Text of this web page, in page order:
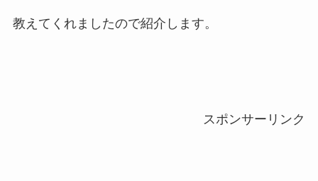
教えてくれましたので紹介します。
スポンサーリンク